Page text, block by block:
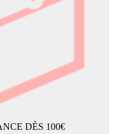
DÈS 100€